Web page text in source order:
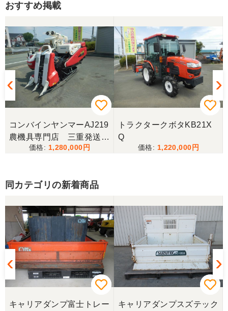
おすすめ掲載
コンバインヤンマーAJ219
農機具専門店 三重発送整
備済み
1,280,000
トラクタークボタKB21X
Q
1,220,000
同カテゴリの新着商品
キャリアダンプ富士トレー
キャリアダンプスズテック